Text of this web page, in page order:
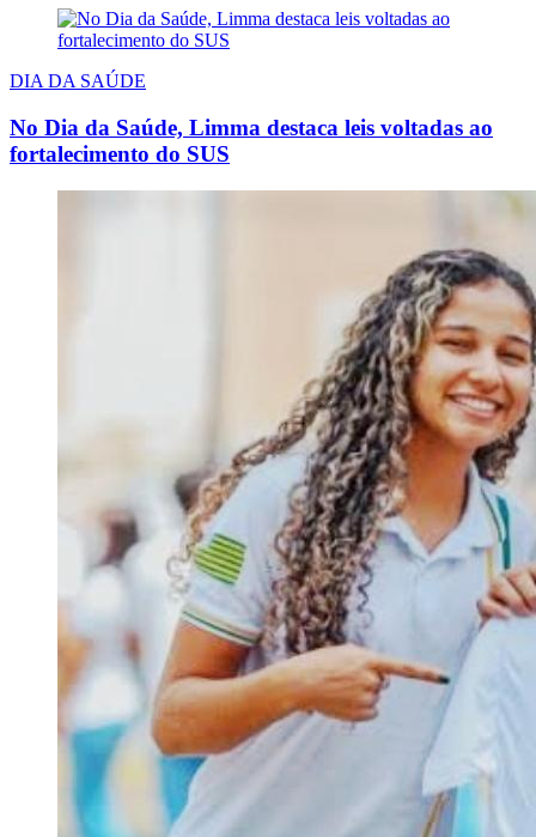
DIA DA SAÚDE
No Dia da Saúde, Limma destaca leis voltadas ao
fortalecimento do SUS